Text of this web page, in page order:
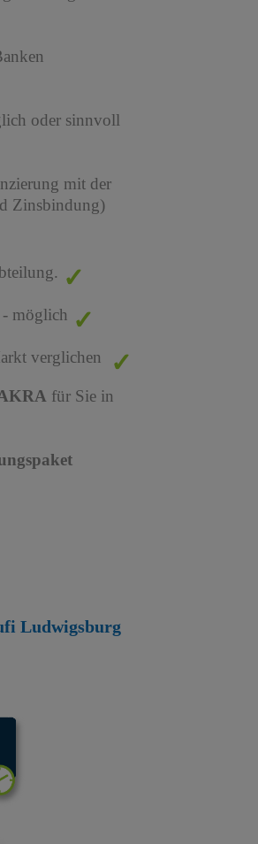
oder sinnvoll
mit der
Zinsbindung)
- möglich
verglichen
für Sie in
Ludwigsburg